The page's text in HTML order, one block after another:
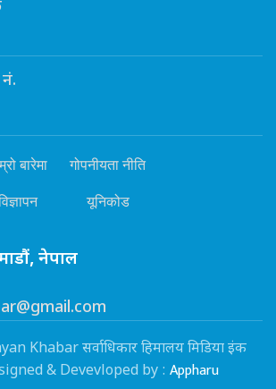
बारेमा गोपनीयता नीति
यूनिकोड
नेपाल
Khabar सर्वाधिकार हिमालय मिडिया इंक
& Devevloped by : Appharu